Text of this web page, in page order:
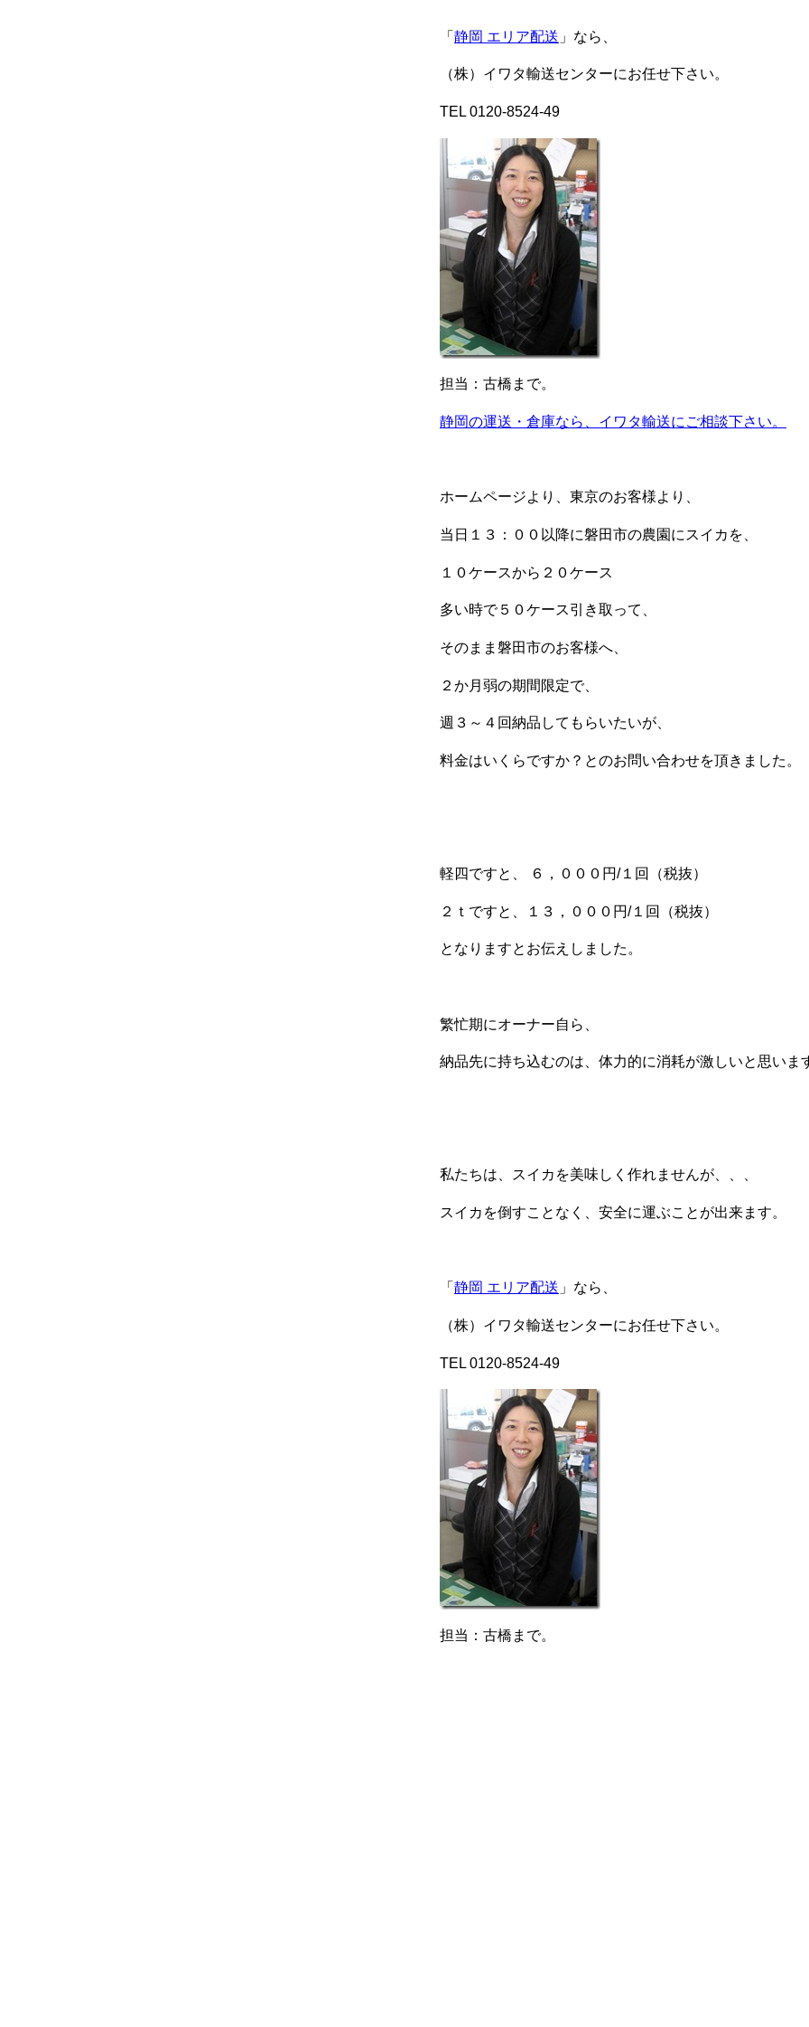
「 静岡 エリア配送 」なら、
（株）イワタ輸送センターにお任せ下さい。
TEL 0120-8524-49
担当：古橋まで。
静岡の運送・倉庫なら、イワタ輸送にご相談下さい。
ホームページより、東京のお客様より、
当日１３：００以降に磐田市の農園にスイカを、
１０ケースから２０ケース
多い時で５０ケース引き取って、
そのまま磐田市のお客様へ、
２か月弱の期間限定で、
週３～４回納品してもらいたいが、
料金はいくらですか？とのお問い合わせを頂きました。
軽四ですと、 ６，０００円/１回（税抜）
２ｔですと、１３，０００円/１回（税抜）
となりますとお伝えしました。
繁忙期にオーナー自ら、
納品先に持ち込むのは、体力的に消耗が激しいと思いま
私たちは、スイカを美味しく作れませんが、、、
スイカを倒すことなく、安全に運ぶことが出来ます。
「 静岡 エリア配送 」なら、
（株）イワタ輸送センターにお任せ下さい。
TEL 0120-8524-49
担当：古橋まで。